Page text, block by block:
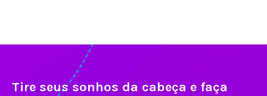
Tire seus sonhos da cabeça e faça